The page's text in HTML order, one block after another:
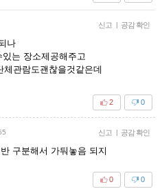
신고 | 공감 확인
나
는 장소제공해주고
관람도괜찮을것같은데
0
2
신고 | 공감 확인
구분해서 가둬놓음 되지
0
0